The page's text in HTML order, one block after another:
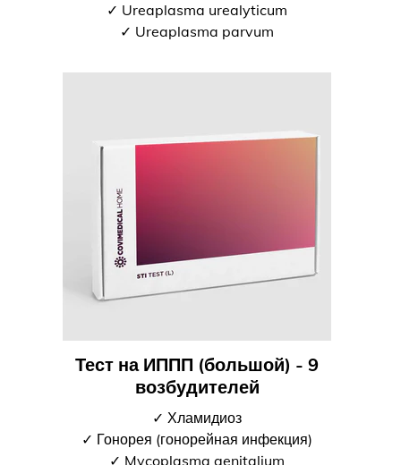
✓ Ureaplasma urealyticum
✓ Ureaplasma parvum
Тест на ИППП (большой) - 9
возбудителей
✓ Хламидиоз
✓ Гонорея (гонорейная инфекция)
✓ Mycoplasma genitalium